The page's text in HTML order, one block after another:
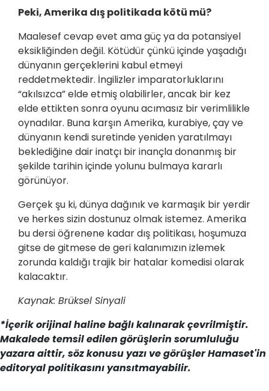
Peki, Amerika dış politikada kötü mü?
Maalesef cevap evet ama güç ya da potansiyel
eksikliğinden değil. Kötüdür çünkü içinde yaşadığı
dünyanın gerçeklerini kabul etmeyi
reddetmektedir. İngilizler imparatorluklarını
“akılsızca” elde etmiş olabilirler, ancak bir kez
elde ettikten sonra oyunu acımasız bir verimlilikle
oynadılar. Buna karşın Amerika, kurabiye, çay ve
dünyanın kendi suretinde yeniden yaratılmayı
beklediğine dair inatçı bir inançla donanmış bir
şekilde tarihin içinde yolunu bulmaya kararlı
görünüyor.
Gerçek şu ki, dünya dağınık ve karmaşık bir yerdir
ve herkes sizin dostunuz olmak istemez. Amerika
bu dersi öğrenene kadar dış politikası, hoşumuza
gitse de gitmese de geri kalanımızın izlemek
zorunda kaldığı trajik bir hatalar komedisi olarak
kalacaktır.
Kaynak: Brüksel Sinyali
*İçerik orijinal haline bağlı kalınarak çevrilmiştir.
Makalede temsil edilen görüşlerin sorumluluğu
yazara aittir, söz konusu yazı ve görüşler Hamaset'in
editoryal politikasını yansıtmayabilir.